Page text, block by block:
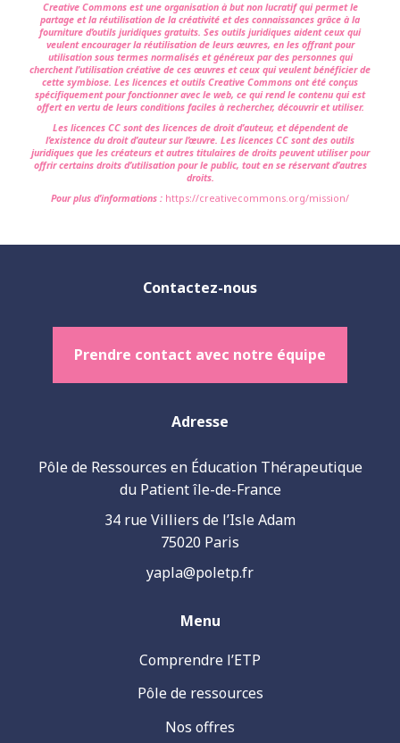
Creative Commons est une organisation à but non lucratif qui permet le
partage et la réutilisation de la créativité et des connaissances grâce à la
fourniture d’outils juridiques gratuits. Ses outils juridiques aident ceux qui
veulent encourager la réutilisation de leurs œuvres, en les offrant pour
utilisation sous termes normalisés et généreux par des personnes qui
cherchent l’utilisation créative de ces œuvres et ceux qui veulent bénéficier de
cette symbiose. Les licences et outils Creative Commons ont été conçus
spécifiquement pour fonctionner avec le web, ce qui rend le contenu qui est
offert en vertu de leurs conditions faciles à rechercher, découvrir et utiliser.
Les licences CC sont des licences de droit d’auteur, et dépendent de
l’existence du droit d’auteur sur l’œuvre. Les licences CC sont des outils
juridiques que les créateurs et autres titulaires de droits peuvent utiliser pour
offrir certains droits d’utilisation pour le public, tout en se réservant d’autres
droits.
Pour plus d’informations : https://creativecommons.org/mission/
Adresse
Pôle de Ressources en Éducation Thérapeutique
du Patient île-de-France
34 rue Villiers de l’Isle Adam
75020 Paris
yapla@poletp.fr
Menu
Comprendre l’ETP
Pôle de ressources
Nos offres
Contactez-nous
Prendre contact avec notre équipe